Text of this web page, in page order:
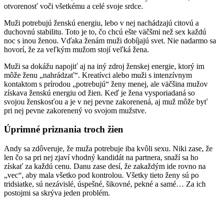
otvorenosť voči všetkému a celé svoje srdce.
Muži potrebujú ženskú energiu, lebo v nej nachádzajú citovú a
duchovnú stabilitu. Toto je to, čo chcú ešte väčšmi než sex každú
noc s inou ženou. Vďaka ženám muži dobíjajú svet. Nie nadarmo sa
hovorí, že za veľkým mužom stojí veľká žena.
Muži sa dokážu napojiť aj na iný zdroj ženskej energie, ktorý im
môže ženu „nahrádzať“. Kreatívci alebo muži s intenzívnym
kontaktom s prírodou „potrebujú“ ženy menej, ale väčšina mužov
získava ženskú energiu od žien. Keď je žena vysporiadaná so
svojou ženskosťou a je v nej pevne zakorenená, aj muž môže byť
pri nej pevne zakorenený vo svojom mužstve.
Úprimné priznania troch žien
Andy sa zdôveruje, že muža potrebuje iba kvôli sexu. Niki zase, že
len čo sa pri nej zjaví vhodný kandidát na partnera, snaží sa ho
získať za každú cenu. Danu zase desí, že zakaždým ide rovno na
„vec“, aby mala všetko pod kontrolou. Všetky tieto ženy sú po
tridsiatke, sú nezávislé, úspešné, šikovné, pekné a samé… Za ich
postojmi sa skrýva jeden problém.